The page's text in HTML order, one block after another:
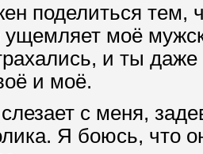
поделиться тем,
ущемляет моё
и ты
и моё.
с меня,
Я боюсь, что